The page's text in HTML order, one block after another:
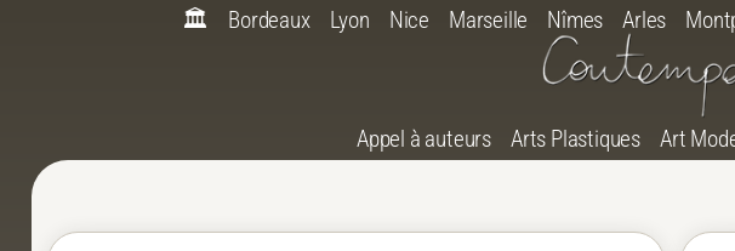
🏛️ Bordeaux Lyon Nice Marseille Nîmes Arles
Appel à auteurs Arts Plastiques Art